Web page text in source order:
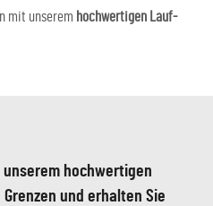
mit unserem hochwertigen Lauf-
unserem hochwertigen
und erhalten Sie